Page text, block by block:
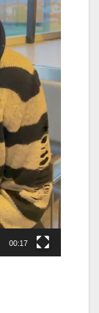
00:17